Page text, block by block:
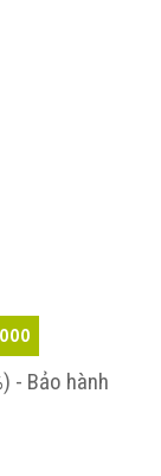
- Bảo hành